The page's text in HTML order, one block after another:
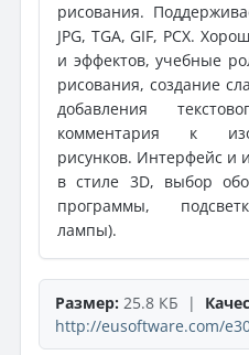
рисования.
JPG, TGA, GIF, PCX.
и эффектов, учебные
рисования, создание
добавления
комментария к
рисунков. Интерфейс и
в стиле 3D, выбор
программы,
лампы).
Размер: 25.8 КБ |
http://eusoftware.com/